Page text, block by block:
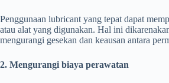
Penggunaan lubricant yang tepat dapat
atau alat yang digunakan. Hal ini
mengurangi gesekan dan keausan antara
2. Mengurangi biaya perawatan